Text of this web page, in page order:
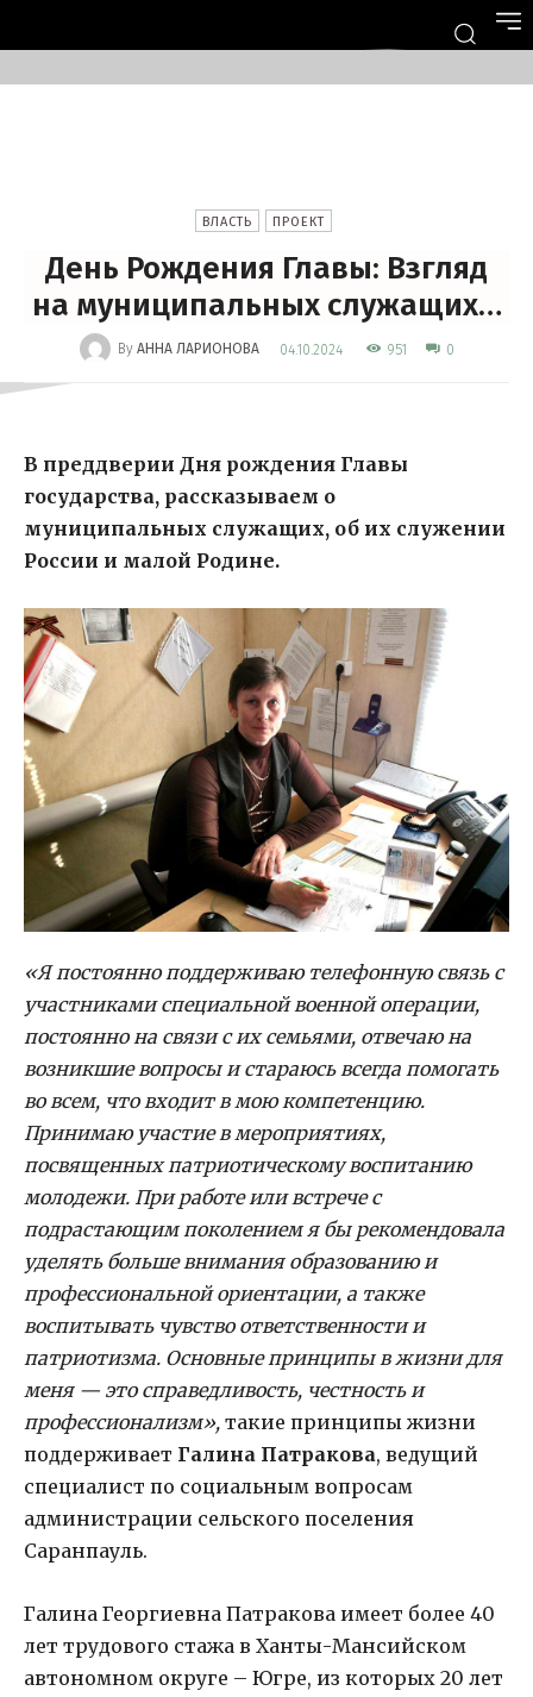
ВЛАСТЬ ПРОЕКТ
День Рождения Главы: Взгляд
на муниципальных служащих…
By АННА ЛАРИОНОВА 04.10.2024 951 0
В преддверии Дня рождения Главы
государства, рассказываем о
муниципальных служащих, об их служении
России и малой Родине.
«Я постоянно поддерживаю телефонную связь с
участниками специальной военной операции,
постоянно на связи с их семьями, отвечаю на
возникшие вопросы и стараюсь всегда помогать
во всем, что входит в мою компетенцию.
Принимаю участие в мероприятиях,
посвященных патриотическому воспитанию
молодежи. При работе или встрече с
подрастающим поколением я бы рекомендовала
уделять больше внимания образованию и
профессиональной ориентации, а также
воспитывать чувство ответственности и
патриотизма. Основные принципы в жизни для
меня — это справедливость, честность и
профессионализм», такие принципы жизни
поддерживает Галина Патракова, ведущий
специалист по социальным вопросам
администрации сельского поселения
Саранпауль.
Галина Георгиевна Патракова имеет более 40
лет трудового стажа в Ханты-Мансийском
автономном округе – Югре, из которых 20 лет